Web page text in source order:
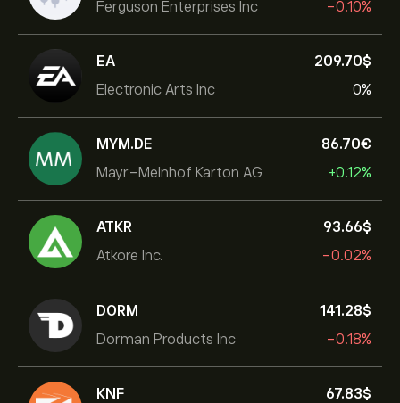
Ferguson Enterprises Inc
-0.10%
EA
Electronic Arts Inc
209.70‎$‎
0%
MYM.DE
Mayr-Melnhof Karton AG
86.70‎€‎
+0.12%
ATKR
Atkore Inc.
93.66‎$‎
-0.02%
DORM
Dorman Products Inc
141.28‎$‎
-0.18%
KNF
67.83‎$‎